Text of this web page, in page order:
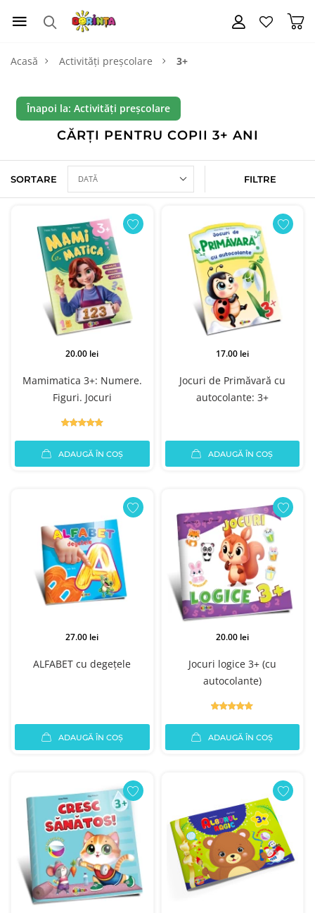
Acasă Activități preșcolare 3+
Înapoi la: Activități preșcolare
CĂRȚI PENTRU COPII 3+ ANI
SORTARE FILTRE
Mamimatica 3+: Numere.
Figuri. Jocuri
20.00 lei
ADAUGĂ ÎN COȘ
Jocuri de Primăvară cu
autocolante: 3+
17.00 lei
ADAUGĂ ÎN COȘ
ALFABET cu degețele
27.00 lei
ADAUGĂ ÎN COȘ
Jocuri logice 3+ (cu
autocolante)
20.00 lei
ADAUGĂ ÎN COȘ